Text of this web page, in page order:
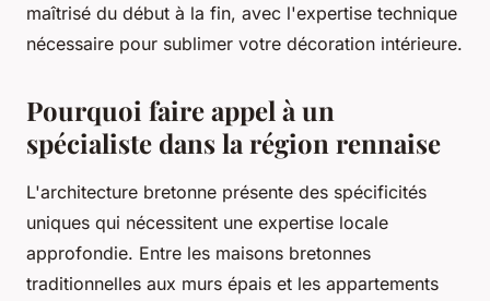
maîtrisé du début à la fin, avec l'expertise technique
nécessaire pour sublimer votre décoration intérieure.
Pourquoi faire appel à un
spécialiste dans la région rennaise
L'architecture bretonne présente des spécificités
uniques qui nécessitent une expertise locale
approfondie. Entre les maisons bretonnes
traditionnelles aux murs épais et les appartements